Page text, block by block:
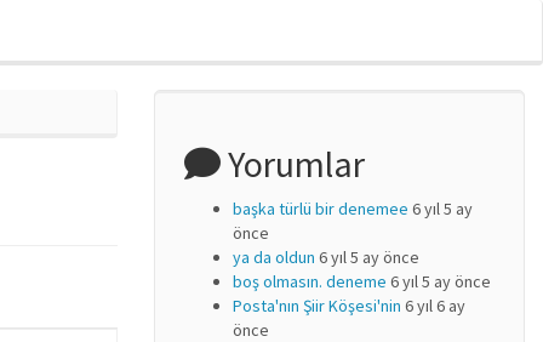
Yorumlar
başka türlü bir denemee 6 yıl 5 ay
önce
ya da oldun 6 yıl 5 ay önce
boş olmasın. deneme 6 yıl 5 ay önce
Posta'nın Şiir Köşesi'nin 6 yıl 6 ay
önce